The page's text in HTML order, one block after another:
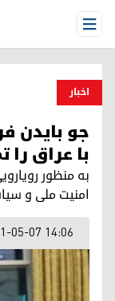
Open Menu
اخبار
با عراق را
به منظور
امنیت ملی و
05-07 14:06